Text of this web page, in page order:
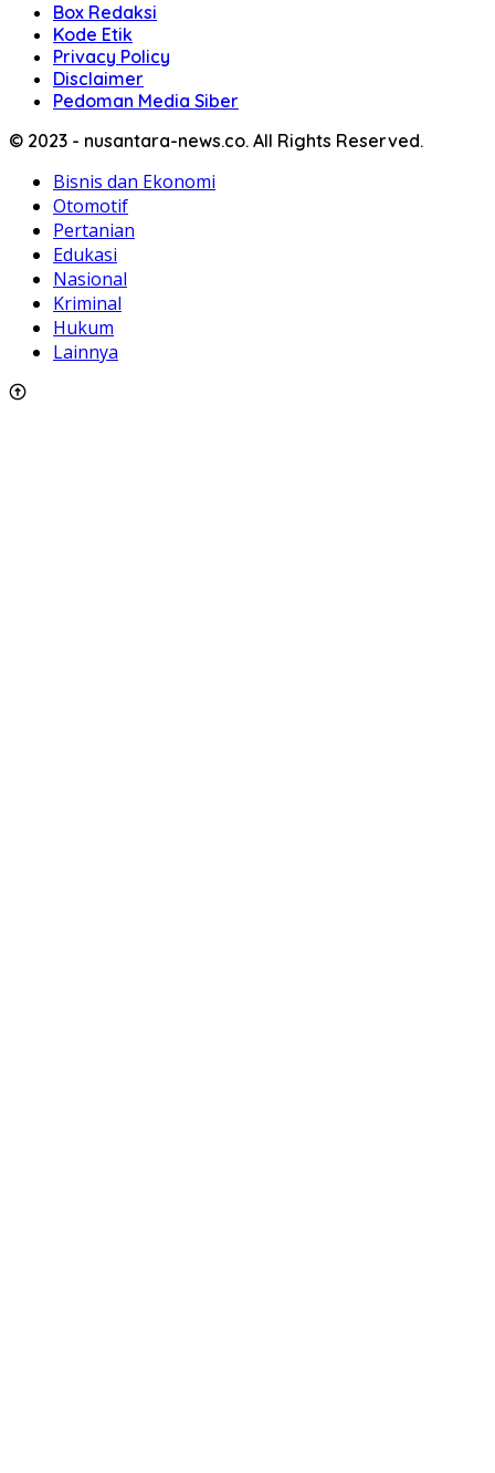
Box Redaksi
Kode Etik
Privacy Policy
Disclaimer
Pedoman Media Siber
© 2023 - nusantara-news.co. All Rights Reserved.
Bisnis dan Ekonomi
Otomotif
Pertanian
Edukasi
Nasional
Kriminal
Hukum
Lainnya